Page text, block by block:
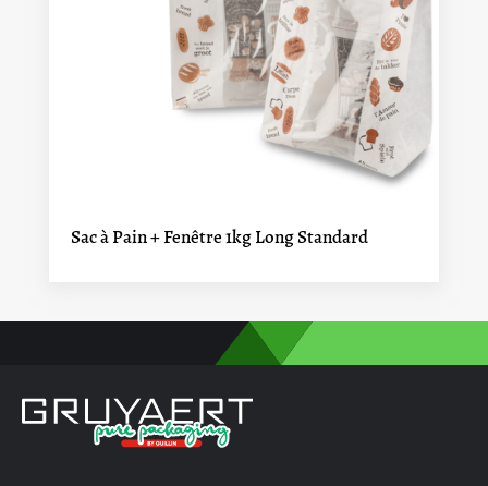
Sac à Pain + Fenêtre 1kg Long Standard